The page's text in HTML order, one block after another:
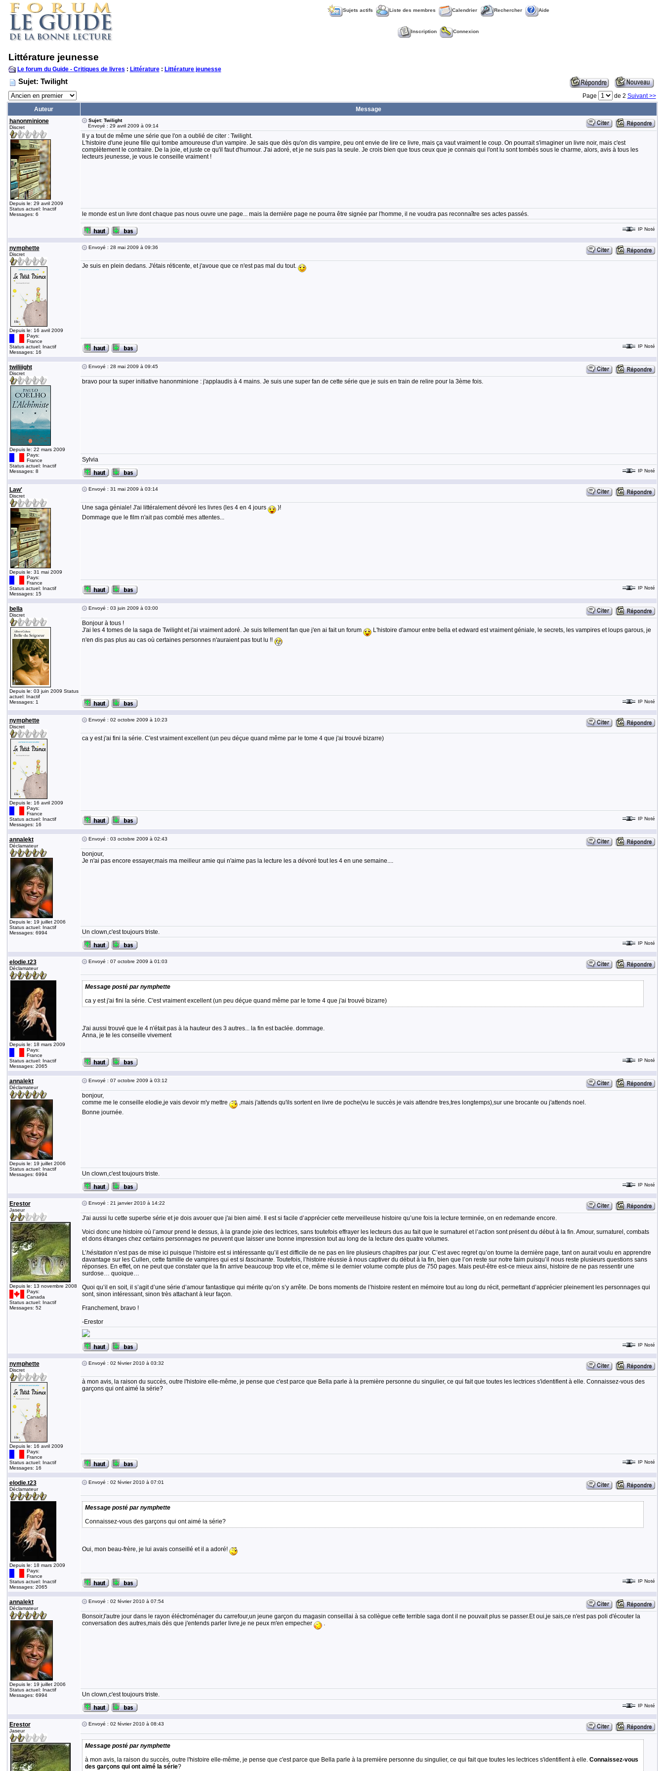
Sujets actifs Liste des membres Calendrier Rechercher Aide
Inscription Connexion
Littérature jeunesse
Le forum du Guide - Critiques de livres : Littérature: Littérature jeunesse
Sujet: Twilight
Page de 2 Suivant >>
Auteur
Message
hanonminione
Discret
Depuis le: 29 avril 2009
Status actuel: Inactif
Messages: 6
Sujet: Twilight
Envoyé : 29 avril 2009 à 09:14
Il y a tout de même une série que l'on a oublié de citer : Twilight.
L'histoire d'une jeune fille qui tombe amoureuse d'un vampire. Je sais que dès qu'on dis vampire, peu ont envie de lire ce livre, mais ça vaut vraiment le coup. On pourrait s'imaginer un livre noir, mais c'est
complètement le contraire. De la joie, et juste ce qu'il faut d'humour. J'ai adoré, et je ne suis pas la seule. Je crois bien que tous ceux que je connais qui l'ont lu sont tombés sous le charme, alors, avis à tous les
lecteurs jeunesse, je vous le conseille vraiment !
le monde est un livre dont chaque pas nous ouvre une page... mais la dernière page ne pourra être signée par l'homme, il ne voudra pas reconnaître ses actes passés.
IP Noté
nymphette
Discret
Depuis le: 16 avril 2009
Pays:
France
Status actuel: Inactif
Messages: 16
Envoyé : 28 mai 2009 à 09:36
Je suis en plein dedans. J'étais réticente, et j'avoue que ce n'est pas mal du tout.
IP Noté
twiliiight
Discret
Depuis le: 22 mars 2009
Pays:
France
Status actuel: Inactif
Messages: 8
Envoyé : 28 mai 2009 à 09:45
bravo pour ta super initiative hanonminione : j'applaudis à 4 mains. Je suis une super fan de cette série que je suis en train de relire pour la 3ème fois.
Sylvia
IP Noté
Law'
Discret
Depuis le: 31 mai 2009
Pays:
France
Status actuel: Inactif
Messages: 15
Envoyé : 31 mai 2009 à 03:14
Une saga géniale! J'ai littéralement dévoré les livres (les 4 en 4 jours
)!
Dommage que le film n'ait pas comblé mes attentes...
IP Noté
bella
Discret
Depuis le: 03 juin 2009 Status
actuel: Inactif
Messages: 1
Envoyé : 03 juin 2009 à 03:00
Bonjour à tous !
J'ai les 4 tomes de la saga de Twilight et j'ai vraiment adoré. Je suis tellement fan que j'en ai fait un forum
L'histoire d'amour entre bella et edward est vraiment géniale, le secrets, les vampires et loups garous, je
n'en dis pas plus au cas où certaines personnes n'auraient pas tout lu !!
IP Noté
nymphette
Discret
Depuis le: 16 avril 2009
Pays:
France
Status actuel: Inactif
Messages: 16
Envoyé : 02 octobre 2009 à 10:23
ca y est j'ai fini la série. C'est vraiment excellent (un peu déçue quand même par le tome 4 que j'ai trouvé bizarre)
IP Noté
annalekt
Déclamateur
Depuis le: 19 juillet 2006
Status actuel: Inactif
Messages: 6994
Envoyé : 03 octobre 2009 à 02:43
bonjour,
Je n'ai pas encore essayer,mais ma meilleur amie qui n'aime pas la lecture les a dévoré tout les 4 en une semaine....
Un clown,c'est toujours triste.
IP Noté
elodie.t23
Déclamateur
Depuis le: 18 mars 2009
Pays:
France
Status actuel: Inactif
Messages: 2065
Envoyé : 07 octobre 2009 à 01:03
Message posté par nymphette
ca y est j'ai fini la série. C'est vraiment excellent (un peu déçue quand même par le tome 4 que j'ai trouvé bizarre)
J'ai aussi trouvé que le 4 n'était pas à la hauteur des 3 autres... la fin est baclée. dommage.
Anna, je te les conseille vivement
IP Noté
annalekt
Déclamateur
Depuis le: 19 juillet 2006
Status actuel: Inactif
Messages: 6994
Envoyé : 07 octobre 2009 à 03:12
bonjour,
comme me le conseille elodie,je vais devoir m'y mettre
,mais j'attends qu'ils sortent en livre de poche(vu le succès je vais attendre tres,tres longtemps),sur une brocante ou j'attends noel.
Bonne journée.
Un clown,c'est toujours triste.
IP Noté
Erestor
Jaseur
Depuis le: 13 novembre 2008
Pays:
Canada
Status actuel: Inactif
Messages: 52
Envoyé : 21 janvier 2010 à 14:22
J'ai aussi lu cette superbe série et je dois avouer que j'ai bien aimé. Il est si facile d’apprécier cette merveilleuse histoire qu’une fois la lecture terminée, on en redemande encore.
Voici donc une histoire où l’amour prend le dessus, à la grande joie des lectrices, sans toutefois effrayer les lecteurs dus au fait que le surnaturel et l’action sont présent du début à la fin. Amour, surnaturel, combats
et dons étranges chez certains personnages ne peuvent que laisser une bonne impression tout au long de la lecture des quatre volumes.
L’hésitation n’est pas de mise ici puisque l’histoire est si intéressante qu’il est difficile de ne pas en lire plusieurs chapitres par jour. C’est avec regret qu’on tourne la dernière page, tant on aurait voulu en apprendre
davantage sur les Cullen, cette famille de vampires qui est si fascinante. Toutefois, l’histoire réussie à nous captiver du début à la fin, bien que l’on reste sur notre faim puisqu’il nous reste plusieurs questions sans
réponses. En effet, on ne peut que constater que la fin arrive beaucoup trop vite et ce, même si le dernier volume compte plus de 750 pages. Mais peut-être est-ce mieux ainsi, histoire de ne pas ressentir une
surdose… quoique…
Quoi qu’il en soit, il s’agit d’une série d’amour fantastique qui mérite qu’on s’y arrête. De bons moments de l’histoire restent en mémoire tout au long du récit, permettant d’apprécier pleinement les personnages qui
sont, sinon intéressant, sinon très attachant à leur façon.
Franchement, bravo !
-Erestor
IP Noté
nymphette
Discret
Depuis le: 16 avril 2009
Pays:
France
Status actuel: Inactif
Messages: 16
Envoyé : 02 février 2010 à 03:32
à mon avis, la raison du succès, outre l'histoire elle-même, je pense que c'est parce que Bella parle à la première personne du singulier, ce qui fait que toutes les lectrices s'identifient à elle. Connaissez-vous des
garçons qui ont aimé la série?
IP Noté
elodie.t23
Déclamateur
Depuis le: 18 mars 2009
Pays:
France
Status actuel: Inactif
Messages: 2065
Envoyé : 02 février 2010 à 07:01
Message posté par nymphette
Connaissez-vous des garçons qui ont aimé la série?
Oui, mon beau-frère, je lui avais conseillé et il a adoré!
IP Noté
annalekt
Déclamateur
Depuis le: 19 juillet 2006
Status actuel: Inactif
Messages: 6994
Envoyé : 02 février 2010 à 07:54
Bonsoir,l'autre jour dans le rayon éléctroménager du carrefour,un jeune garçon du magasin conseillai à sa collègue cette terrible saga dont il ne pouvait plus se passer.Et oui,je sais,ce n'est pas poli d'écouter la
conversation des autres,mais dès que j'entends parler livre,je ne peux m'en empecher
.
Un clown,c'est toujours triste.
IP Noté
Erestor
Jaseur
Envoyé : 02 février 2010 à 08:43
Message posté par nymphette
à mon avis, la raison du succès, outre l'histoire elle-même, je pense que c'est parce que Bella parle à la première personne du singulier, ce qui fait que toutes les lectrices s'identifient à elle. Connaissez-vous
des garçons qui ont aimé la série?